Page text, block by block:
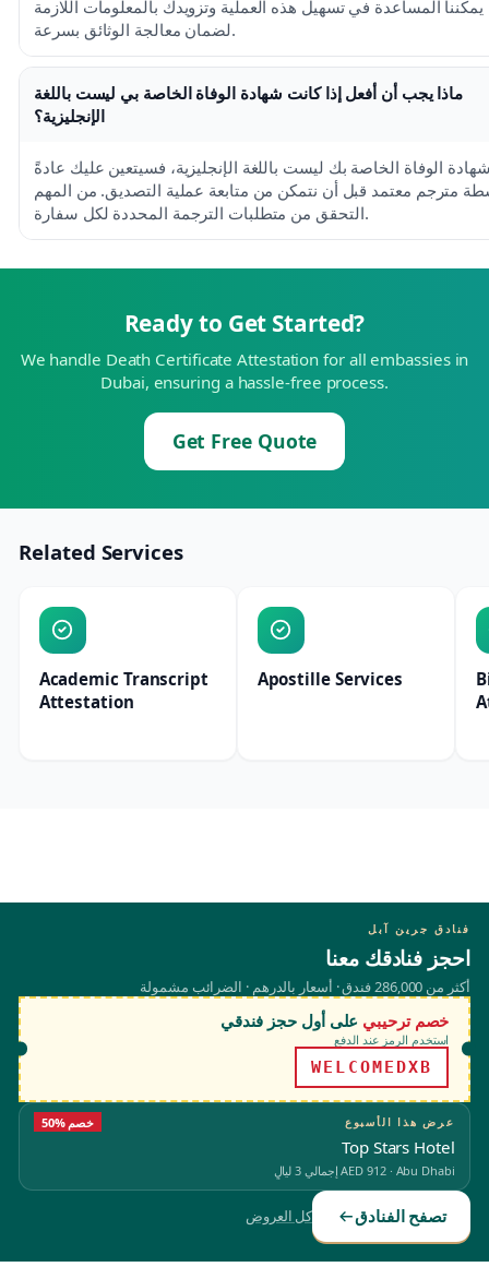
يمكننا المساعدة في تسهيل هذه العملية وتزويدك بالمعلومات اللازمة
لضمان معالجة الوثائق بسرعة.
ماذا يجب أن أفعل إذا كانت شهادة الوفاة الخاصة بي ليست باللغة
الإنجليزية؟
الوفاة الخاصة بك ليست باللغة الإنجليزية، فسيتعين عليك عادةً
مترجم معتمد قبل أن نتمكن من متابعة عملية التصديق. من المهم
التحقق من متطلبات الترجمة المحددة لكل سفارة.
Ready to Get Started?
We handle Death Certificate Attestation for all embassies in
Dubai, ensuring a hassle-free process.
Get Free Quote
Related Services
Academic Transcript
Attestation
Apostille Services
فنادق جرين آبل
احجز فنادقك معنا
أكثر من 286,000 فندق · أسعار بالدرهم · الضرائب مشمولة
خصم ترحيبي على أول حجز فندقي
استخدم الرمز عند الدفع
WELCOMEDXB
عرض هذا الأسبوع 50% خصم
Top Stars Hotel
Abu Dhabi
·
AED 912إجمالي 3 ليالٍ
تصفح الفنادق كل العروض